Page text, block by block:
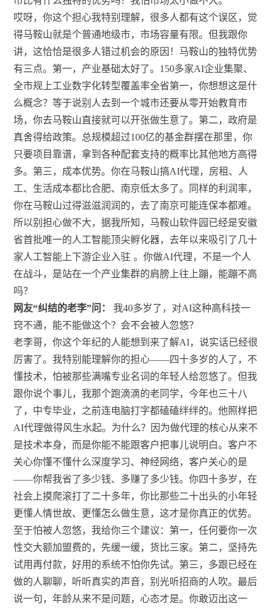
哎呀，你这个担心我特别理解，很多人都有这个误区，觉
得马鞍山就是个普通地级市，市场容量有限。但我跟你
讲，这恰恰是很多人错过机会的原因！马鞍山的独特优势
有三点。第一，产业基础太好了。150多家AI企业集聚、
全市规上工业数字化转型覆盖率全省第一，你想想这是什
么概念？等于说别人去到一个城市还要从零开始教育市
场，你去马鞍山直接就可以开张做生意了。第二，政府是
真舍得给政策。总规模超过100亿的基金群摆在那里，你
只要项目靠谱，拿到各种配套支持的概率比其他地方高得
多。第三，成本优势。你在马鞍山搞AI代理，房租、人
工、生活成本都比合肥、南京低太多了。同样的利润率，
你在马鞍山过得滋滋润润的，去了南京可能连保本都难。
所以别担心做不大，据我所知，马鞍山软件园已经是安徽
省首批唯一的人工智能顶尖孵化器，去年以来吸引了几十
家人工智能上下游企业入驻 。你做AI代理，不是一个人
在战斗，是站在一个产业集群的肩膀上往上蹦，能蹦不高
吗？
网友“纠结的老李”问：
我40多岁了，对AI这种高科技一
窍不通，能不能做这个？会不会被人忽悠？
老李哥，你这个年纪的人能想到来了解AI，说实话已经很
厉害了。我特别能理解你的担心——四十多岁的人了，不
懂技术，怕被那些满嘴专业名词的年轻人给忽悠了。但我
跟你说个事儿，我那个跑滴滴的老同学，今年也三十八
了，中专毕业，之前连电脑打字都磕磕绊绊的。他照样把
AI代理做得风生水起。为什么？因为做代理的核心从来不
是技术本身，而是你能不能跟客户把事儿说明白。客户不
关心你懂不懂什么深度学习、神经网络，客户关心的是
——你帮我省了多少钱、多赚了多少钱。你四十多岁，在
社会上摸爬滚打了二十多年，你比那些二十出头的小年轻
更懂人情世故、更懂怎么做生意，这才是你真正的优势。
至于怕被人忽悠，我给你三个建议：第一，任何要你一次
性交大额加盟费的，先缓一缓，货比三家。第二，坚持先
试用再付款，好用的系统不怕你先试。第三，多跟已经在
做的人聊聊，听听真实的声音，别光听招商的人吹。最后
说一句，年龄从来不是问题，心态才是。你敢迈出这一